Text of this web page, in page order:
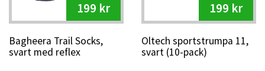
199 kr
Bagheera Trail Socks,
svart med reflex
199 kr
Oltech sportstrumpa 11,
svart (10-pack)